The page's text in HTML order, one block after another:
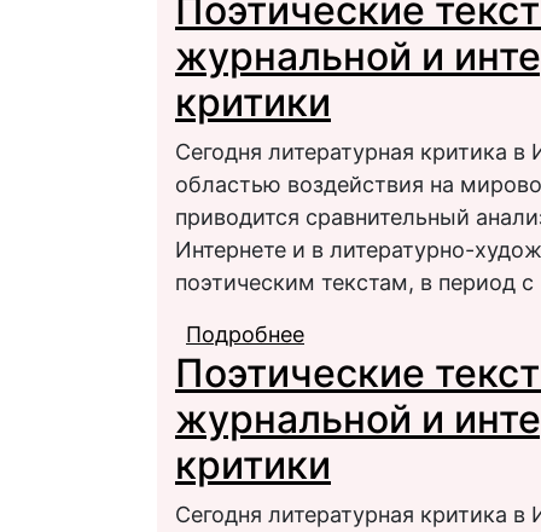
Поэтические
журнальной и
критики
Сегодня литературная критика в
областью воздействия на
приводится сравнительный
Интернете и в литературно-
поэтическим текстам, в период с
Подробнее
литературной
Поэтические
журнальной и
критики
Сегодня литературная критика в